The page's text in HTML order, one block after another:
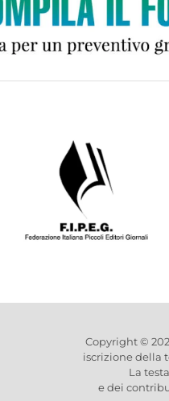
Copyright ©
iscrizione della
La
e dei